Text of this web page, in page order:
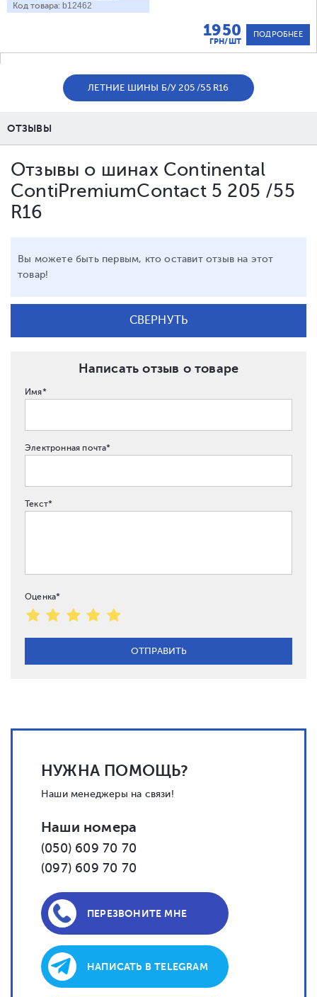
Код товара: b12462
1950
ГРН/ШТ
ПОДРОБНЕЕ
ЛЕТНИЕ ШИНЫ Б/У 205 /55 R16
ОТЗЫВЫ
Отзывы о шинах Continental
ContiPremiumContact 5 205 /55
R16
Вы можете быть первым, кто оставит отзыв на этот
товар!
СВЕРНУТЬ
Написать отзыв о товаре
Имя*
Электронная почта*
Текст*
Оценка*
НУЖНА ПОМОЩЬ?
Наши менеджеры на связи!
Наши номера
(050) 609 70 70
(097) 609 70 70
ПЕРЕЗВОНИТЕ МНЕ
НАПИСАТЬ В TELEGRAM